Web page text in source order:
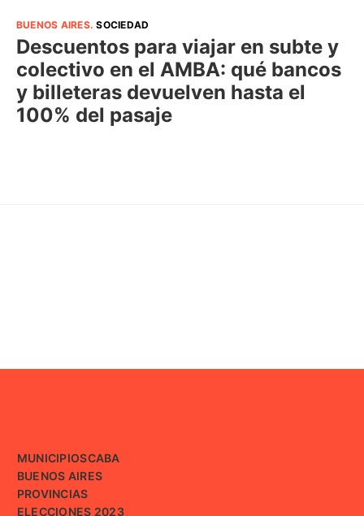
BUENOS AIRES.SOCIEDAD
Descuentos para viajar en subte y
colectivo en el AMBA: qué bancos
y billeteras devuelven hasta el
100% del pasaje
MUNICIPIOSCABA
BUENOS AIRES
PROVINCIAS
ELECCIONES 2023